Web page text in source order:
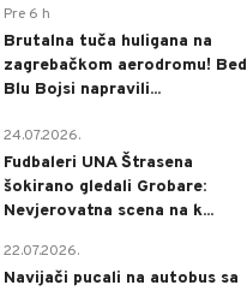
Pre 6 h
Brutalna tuča huligana na
zagrebačkom aerodromu! Bed
Blu Bojsi napravili...
24.07.2026.
Fudbaleri UNA Štrasena
šokirano gledali Grobare:
Nevjerovatna scena na k...
22.07.2026.
Navijači pucali na autobus sa